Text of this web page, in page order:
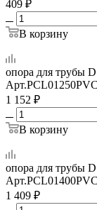
409 ₽
В корзину
опора для трубы
Арт.PCL01250PVC
1 152 ₽
В корзину
опора для трубы
Арт.PCL01400PVC
1 409 ₽